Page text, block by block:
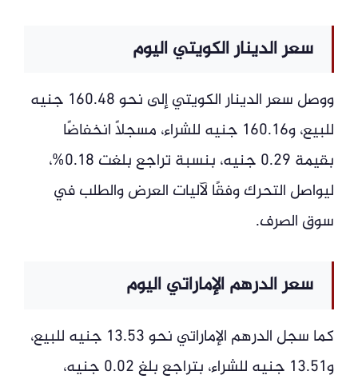
سعر الدينار الكويتي اليوم
ووصل سعر الدينار الكويتي إلى نحو 160.48 جنيه
للبيع، و160.16 جنيه للشراء، مسجلًا انخفاضًا
بقيمة 0.29 جنيه، بنسبة تراجع بلغت 0.18%،
ليواصل التحرك وفقًا لآليات العرض والطلب في
سوق الصرف.
سعر الدرهم الإماراتي اليوم
كما سجل الدرهم الإماراتي نحو 13.53 جنيه للبيع،
و13.51 جنيه للشراء، بتراجع بلغ 0.02 جنيه،